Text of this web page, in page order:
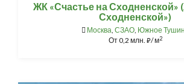
ЖК «Счастье на Сходненской»
Сходненской»)
Москва, СЗАО, Южное
От0,2 млн. ⃏/ м2